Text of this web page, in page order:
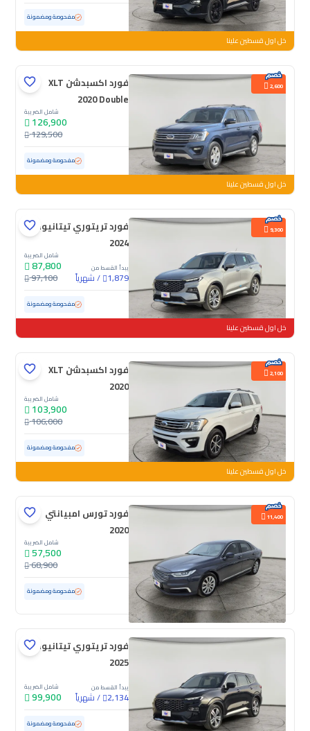
مستعملة 20,112 كم ممشى قليل مفحوصة ومضمونة
خل اول قسطين علينا
2,600
فورد اكسبدشن XLT
2020 Double
شامل الضريبة
126,900
129,500
مستعملة 60,765 كم ممشى قليل مفحوصة ومضمونة
خل اول قسطين علينا
9,300
فورد تريتوري تيتانيوم
2024
يبدأ القسط من
1,879
/شهرياً
شامل الضريبة
87,800
97,100
مستعملة 53,825 كم مفحوصة ومضمونة
خل اول قسطين علينا
2,100
فورد اكسبدشن XLT
2020
شامل الضريبة
103,900
106,000
مستعملة 120,410 كم مفحوصة ومضمونة
خل اول قسطين علينا
11,400
فورد تورس امبيانتي
2020
شامل الضريبة
57,500
68,900
مستعملة 134,189 كم مفحوصة ومضمونة
فورد تريتوري تيتانيوم
2025
يبدأ القسط من
2,134
/شهرياً
شامل الضريبة
99,900
مستعملة 21,876 كم ممشى قليل مفحوصة ومضمونة